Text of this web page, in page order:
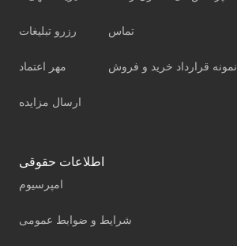
رزرو تبلیغات
مهر اعتماد
ارسال مزایده
تماس
نمونه قرارداد خرید و فروش
اطلاعات حقوقی
امپرسیوم
شرایط و ضوابط عمومی